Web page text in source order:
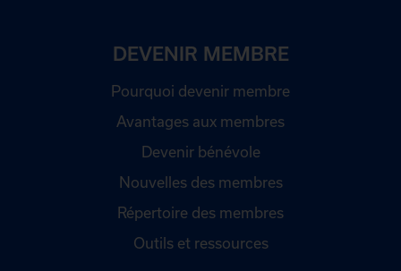
DEVENIR MEMBRE
Pourquoi devenir membre
Avantages aux membres
Devenir bénévole
Nouvelles des membres
Répertoire des membres
Outils et ressources